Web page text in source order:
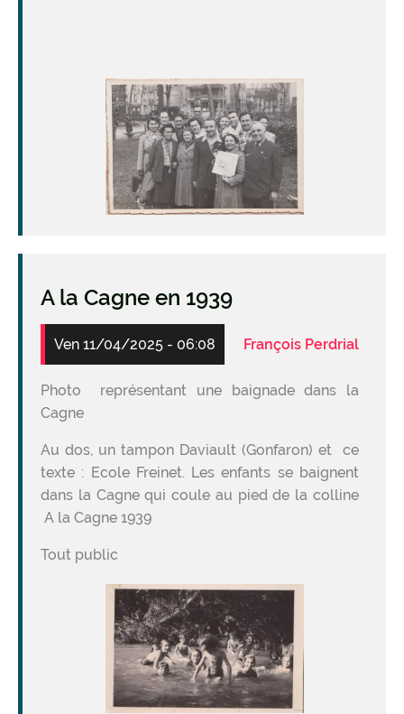
Image
A la Cagne en 1939
Ven 11/04/2025 - 06:08 François Perdrial
Photo représentant une baignade dans la
Cagne
Au dos, un tampon Daviault (Gonfaron) et ce
texte : Ecole Freinet. Les enfants se baignent
dans la Cagne qui coule au pied de la colline
A la Cagne 1939
Tout public